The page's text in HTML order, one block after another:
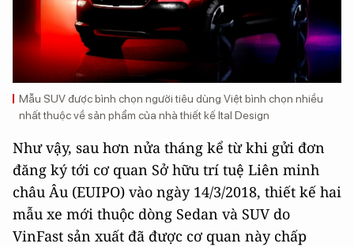
Mẫu SUV được bình chọn người tiêu dùng Việt bình chọn nhiều
nhất thuộc về sản phẩm của nhà thiết kế Ital Design
Như vậy, sau hơn nửa tháng kể từ khi gửi đơn
đăng ký tới cơ quan Sở hữu trí tuệ Liên minh
châu Âu (EUIPO) vào ngày 14/3/2018, thiết kế hai
mẫu xe mới thuộc dòng Sedan và SUV do
VinFast sản xuất đã được cơ quan này chấp